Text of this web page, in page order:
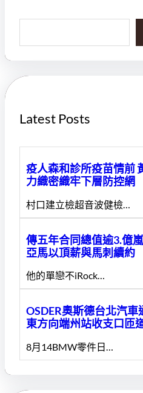
a
h
Latest Posts
疫人森和診所疫苗情前
力織密織牢下層防控網
村口建立檢超音波健檢…
傳五年合同總值逾3.億
亞馬以頂薪與馬刺續約
他的單戀不iRock…
OSDER奧斯德台北汽
東方向端州站收支口匝
8月14BMW零件日…